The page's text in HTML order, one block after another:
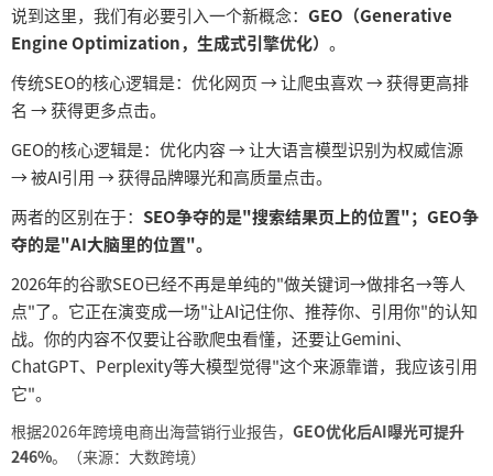
说到这里，我们有必要引入一个新概念： GEO（Generative
Engine Optimization，生成式引擎优化） 。
传统SEO的核心逻辑是：优化网页 → 让爬虫喜欢 → 获得更高排
名 → 获得更多点击。
GEO的核心逻辑是：优化内容 → 让大语言模型识别为权威信源
→ 被AI引用 → 获得品牌曝光和高质量点击。
两者的区别在于： SEO争夺的是"搜索结果页上的位置"；GEO争
夺的是"AI大脑里的位置"。
2026年的谷歌SEO已经不再是单纯的"做关键词→做排名→等人
点"了。它正在演变成一场"让AI记住你、推荐你、引用你"的认知
战。你的内容不仅要让谷歌爬虫看懂，还要让Gemini、
ChatGPT、Perplexity等大模型觉得"这个来源靠谱，我应该引用
它"。
根据2026年跨境电商出海营销行业报告， GEO优化后AI曝光可提升
246%。（来源：大数跨境）